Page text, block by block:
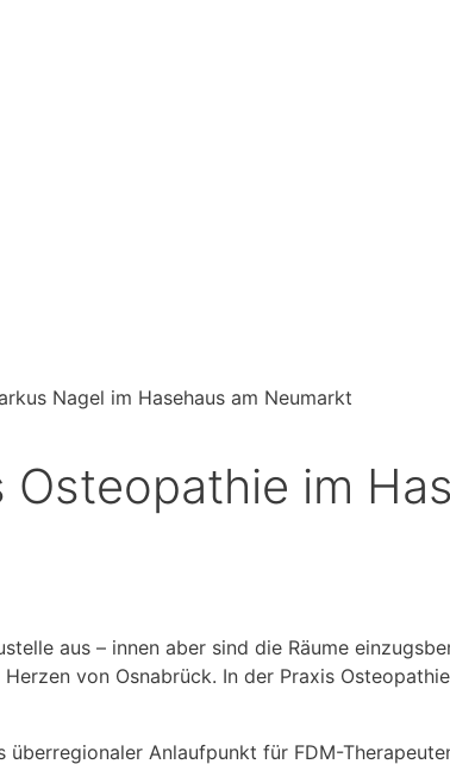
Osteopathie im
aus – innen aber sind die Räume
von Osnabrück. In der Praxis
Anlaufpunkt für FDM-